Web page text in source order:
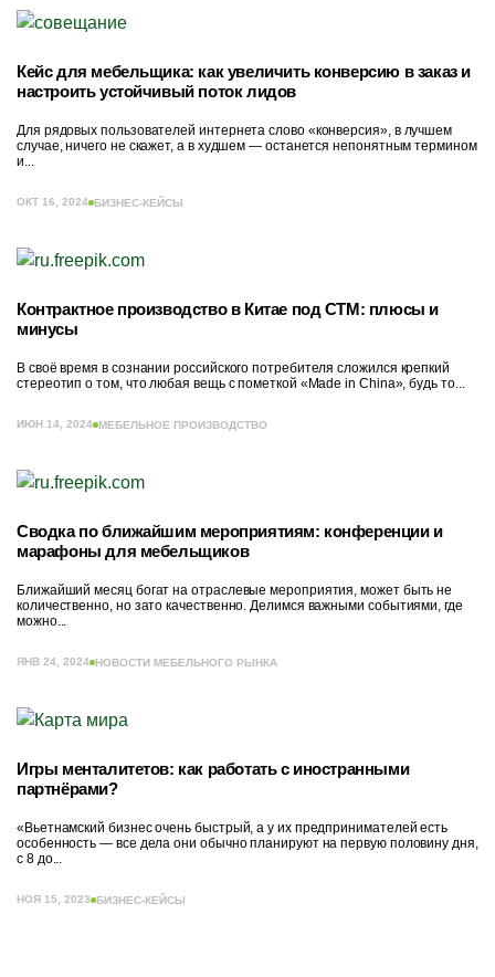
Кейс для мебельщика: как увеличить конверсию в заказ и
настроить устойчивый поток лидов
Для рядовых пользователей интернета слово «конверсия», в лучшем
случае, ничего не скажет, а в худшем — останется непонятным термином
и...
ОКТ 16, 2024 БИЗНЕС-КЕЙСЫ
Контрактное производство в Китае под СТМ: плюсы и
минусы
В своё время в сознании российского потребителя сложился крепкий
стереотип о том, что любая вещь с пометкой «Made in China», будь то...
ИЮН 14, 2024 МЕБЕЛЬНОЕ ПРОИЗВОДСТВО
Сводка по ближайшим мероприятиям: конференции и
марафоны для мебельщиков
Ближайший месяц богат на отраслевые мероприятия, может быть не
количественно, но зато качественно. Делимся важными событиями, где
можно...
ЯНВ 24, 2024 НОВОСТИ МЕБЕЛЬНОГО РЫНКА
Игры менталитетов: как работать с иностранными
партнёрами?
«Вьетнамский бизнес очень быстрый, а у их предпринимателей есть
особенность — все дела они обычно планируют на первую половину дня,
с 8 до...
НОЯ 15, 2023 БИЗНЕС-КЕЙСЫ